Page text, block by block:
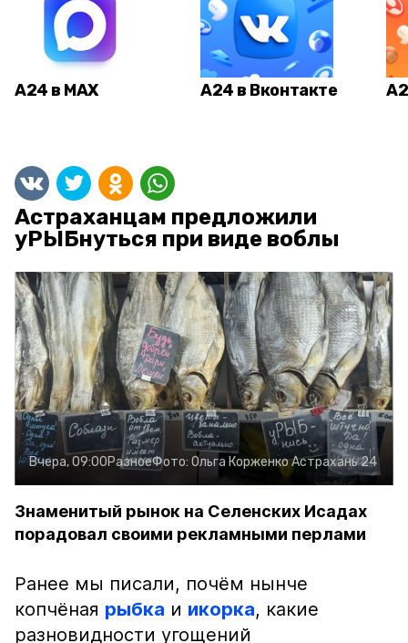
А24 в MAX А24 в Вконтакте
Астраханцам предложили
уРЫБнуться при виде воблы
Вчера, 09:00РазноеФото: Ольга КорженкоАстрахань 24
Знаменитый рынок на Селенских Исадах
порадовал своими рекламными перлами
Ранее мы писали, почём нынче
копчёная рыбка и икорка, какие
разновидности угощений